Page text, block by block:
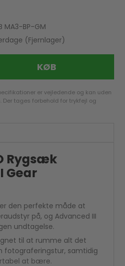
MA3-BP-GM
(Fjernlager)
KØB
er vejledende og kan uden
tages forbehold for trykfejl og
Rygsæk
Gear
den perfekte måde at
på, og Advanced III
undtagelse.
til at rumme alt det
fotograferingstur, samtidig
at bære.